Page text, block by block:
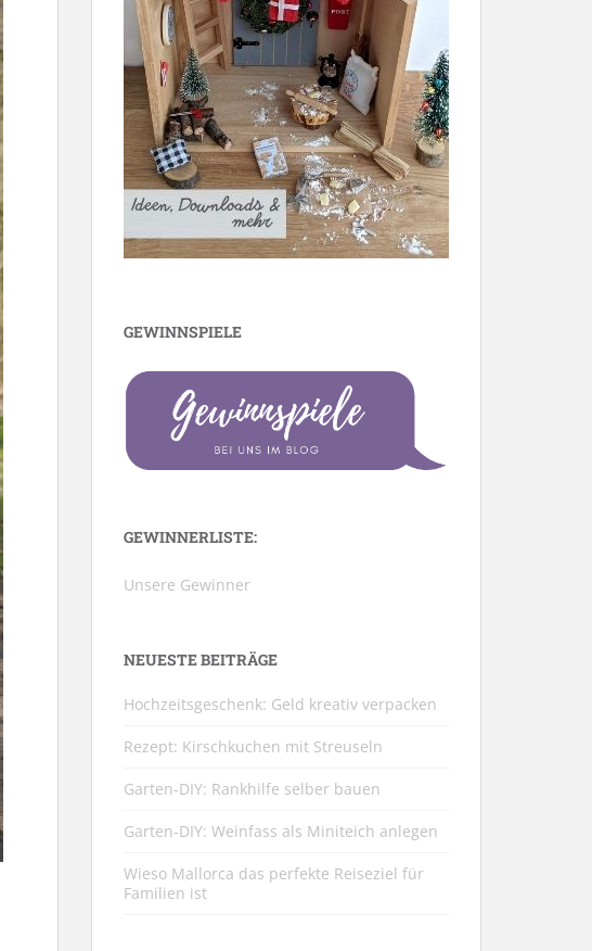
GEWINNSPIELE
GEWINNERLISTE:
Unsere Gewinner
NEUESTE BEITRÄGE
Hochzeitsgeschenk: Geld kreativ verpacken
Rezept: Kirschkuchen mit Streuseln
Garten-DIY: Rankhilfe selber bauen
Garten-DIY: Weinfass als Miniteich anlegen
Wieso Mallorca das perfekte Reiseziel für
Familien ist